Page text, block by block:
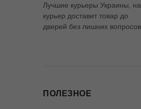
Лучшие курьеры Украины,
курьер доставит товар до
дверей без лишних
ПОЛЕЗНОЕ